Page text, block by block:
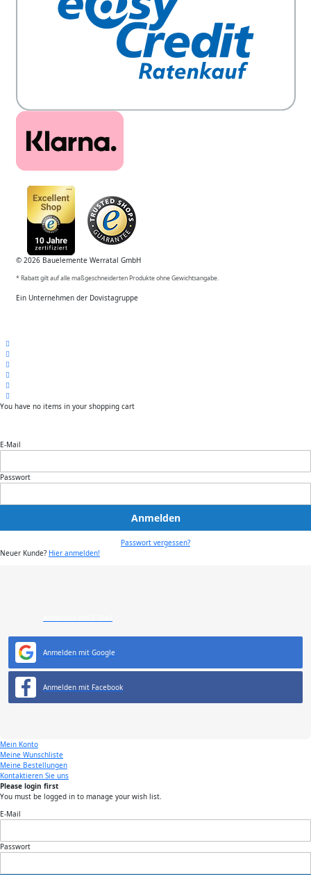
© 2026 Bauelemente Werratal GmbH
* Rabatt gilt auf alle maßgeschneiderten Produkte ohne Gewichtsangabe.
Ein Unternehmen der Dovistagruppe
You have no items in your shopping cart
E-Mail
Passwort
Anmelden
Passwort vergessen?
Neuer Kunde? Hier anmelden!
Anmelden mit Google
Anmelden mit Facebook
Mein Konto
Meine Wunschliste
Meine Bestellungen
Kontaktieren Sie uns
Please login first
You must be logged in to manage your wish list.
E-Mail
Passwort